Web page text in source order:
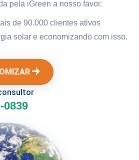
pela iGreen a nosso favor.
de 90.000 clientes ativos
solar e economizando com isso.
0839